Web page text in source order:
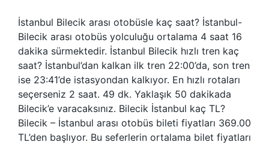
İstanbul Bilecik arası otobüsle kaç saat? İstanbul-
Bilecik arası otobüs yolculuğu ortalama 4 saat 16
dakika sürmektedir. İstanbul Bilecik hızlı tren kaç
saat? İstanbul’dan kalkan ilk tren 22:00’da, son tren
ise 23:41’de istasyondan kalkıyor. En hızlı rotaları
seçerseniz 2 saat. 49 dk. Yaklaşık 50 dakikada
Bilecik’e varacaksınız. Bilecik İstanbul kaç TL?
Bilecik – İstanbul arası otobüs bileti fiyatları 369.00
TL’den başlıyor. Bu seferlerin ortalama bilet fiyatları